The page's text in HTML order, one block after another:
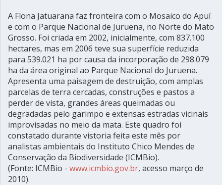
A Flona Jatuarana faz fronteira com o Mosaico do Apuí
e com o Parque Nacional de Juruena, no Norte do Mato
Grosso. Foi criada em 2002, inicialmente, com 837.100
hectares, mas em 2006 teve sua superfície reduzida
para 539.021 ha por causa da incorporação de 298.079
ha da área original ao Parque Nacional do Juruena.
Apresenta uma paisagem de destruição, com amplas
parcelas de terra cercadas, construções e pastos a
perder de vista, grandes áreas queimadas ou
degradadas pelo garimpo e extensas estradas vicinais
improvisadas no meio da mata. Este quadro foi
constatado durante vistoria feita este mês por
analistas ambientais do Instituto Chico Mendes de
Conservação da Biodiversidade (ICMBio).
(Fonte: ICMBio - www.icmbio.gov.br, acesso março de
2010).